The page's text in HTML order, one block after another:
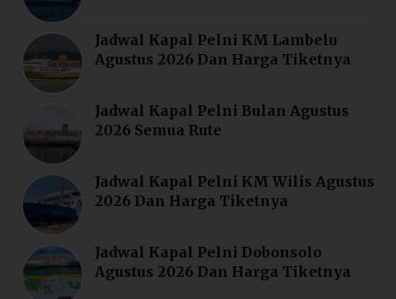
Jadwal Kapal Pelni KM Lambelu
Agustus 2026 Dan Harga Tiketnya
Jadwal Kapal Pelni Bulan Agustus
2026 Semua Rute
Jadwal Kapal Pelni KM Wilis Agustus
2026 Dan Harga Tiketnya
Jadwal Kapal Pelni Dobonsolo
Agustus 2026 Dan Harga Tiketnya